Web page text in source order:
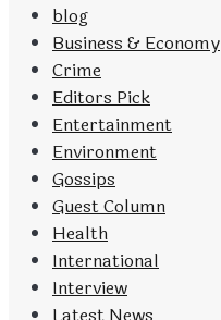
blog
Business & Economy
Crime
Editors Pick
Entertainment
Environment
Gossips
Guest Column
Health
International
Interview